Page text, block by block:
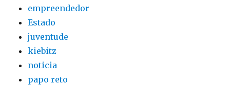
empreendedor
Estado
juventude
kiebitz
noticia
papo reto